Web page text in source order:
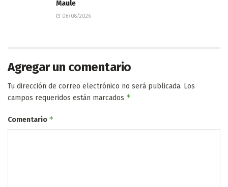
Maule
06/08/2026
Agregar un comentario
Tu dirección de correo electrónico no será publicada. Los
campos requeridos están marcados *
Comentario *